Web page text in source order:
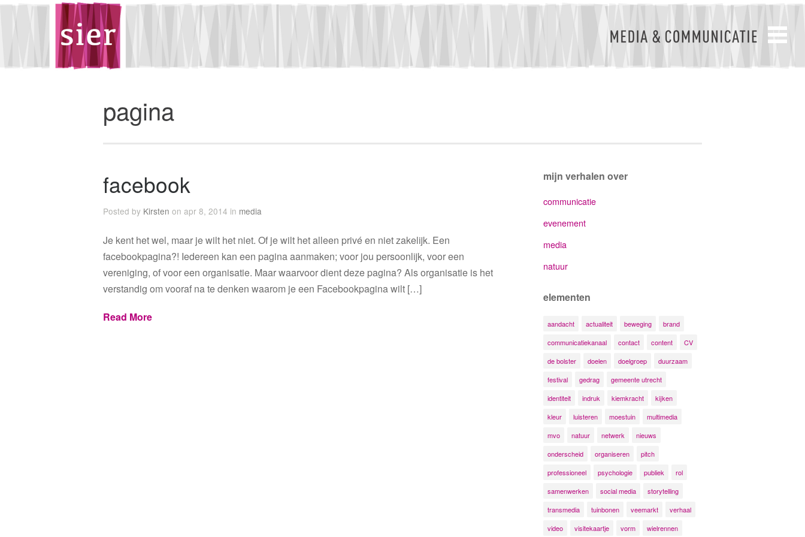
pagina
facebook
Posted by Kirsten on apr 8, 2014 in media
Je kent het wel, maar je wilt het niet. Of je wilt het alleen privé en niet zakelijk. Een
facebookpagina?! Iedereen kan een pagina aanmaken; voor jou persoonlijk, voor een
vereniging, of voor een organisatie. Maar waarvoor dient deze pagina? Als organisatie is het
verstandig om vooraf na te denken waarom je een Facebookpagina wilt […]
Read More
mijn verhalen over
communicatie
evenement
media
natuur
elementen
aandacht actualiteit beweging
brand
communicatiekanaal
contact content
CV
de bolster
doelen doelgroep
duurzaam
festival
gedrag
gemeente utrecht
identiteit
indruk kiemkracht
kijken
kleur
luisteren moestuin
multimedia
mvo
natuur netwerk
nieuws
onderscheid
organiseren
pitch
professioneel
psychologie publiek
rol
samenwerken
social media
storytelling
transmedia
tuinbonen veemarkt
verhaal
video
visitekaartje vorm wielrennen